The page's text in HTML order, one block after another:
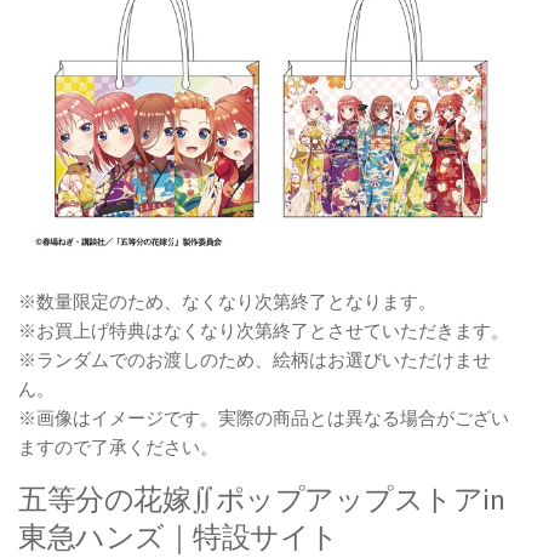
※数量限定のため、なくなり次第終了となります。
※お買上げ特典はなくなり次第終了とさせていただきます。
※ランダムでのお渡しのため、絵柄はお選びいただけませ
ん。
※画像はイメージです。実際の商品とは異なる場合がござい
ますので了承ください。
五等分の花嫁∬ポップアップストアin
東急ハンズ｜特設サイト